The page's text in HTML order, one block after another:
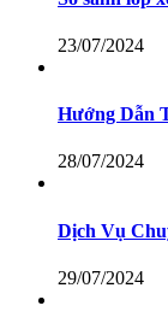
23/07/2024
Hướng Dẫn
28/07/2024
Dịch Vụ
29/07/2024